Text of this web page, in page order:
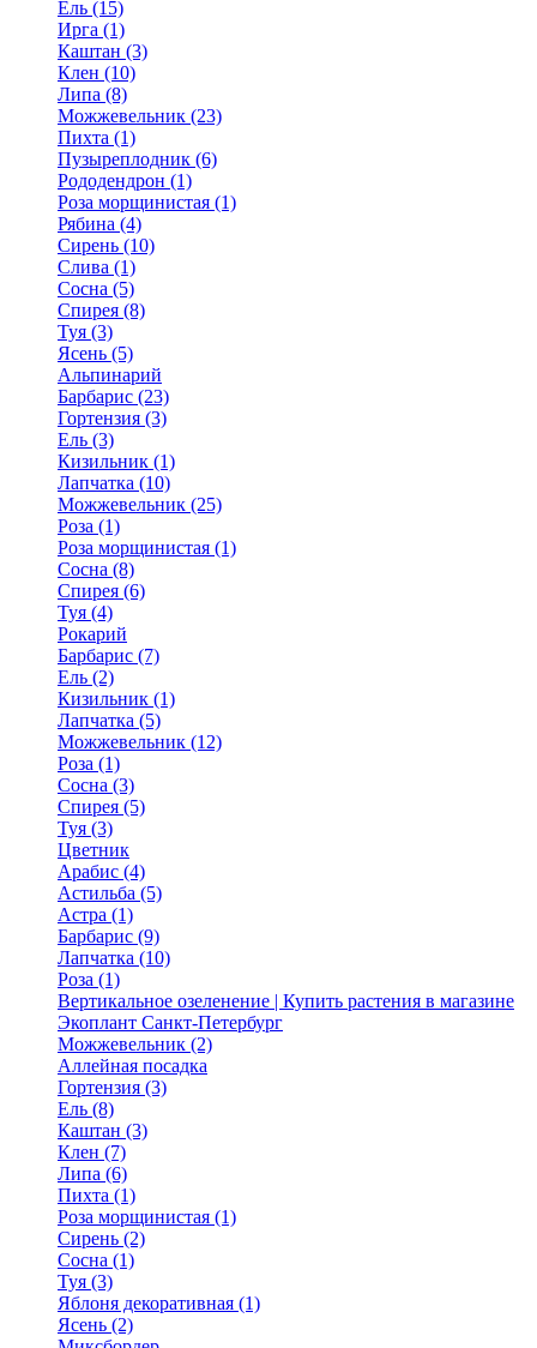
Ель (15)
Ирга (1)
Каштан (3)
Клен (10)
Липа (8)
Можжевельник (23)
Пихта (1)
Пузыреплодник (6)
Рододендрон (1)
Роза морщинистая (1)
Рябина (4)
Сирень (10)
Слива (1)
Сосна (5)
Спирея (8)
Туя (3)
Ясень (5)
Альпинарий
Барбарис (23)
Гортензия (3)
Ель (3)
Кизильник (1)
Лапчатка (10)
Можжевельник (25)
Роза (1)
Роза морщинистая (1)
Сосна (8)
Спирея (6)
Туя (4)
Рокарий
Барбарис (7)
Ель (2)
Кизильник (1)
Лапчатка (5)
Можжевельник (12)
Роза (1)
Сосна (3)
Спирея (5)
Туя (3)
Цветник
Арабис (4)
Астильба (5)
Астра (1)
Барбарис (9)
Лапчатка (10)
Роза (1)
Вертикальное озеленение | Купить растения в магазине
Экоплант Санкт-Петербург
Можжевельник (2)
Аллейная посадка
Гортензия (3)
Ель (8)
Каштан (3)
Клен (7)
Липа (6)
Пихта (1)
Роза морщинистая (1)
Сирень (2)
Сосна (1)
Туя (3)
Яблоня декоративная (1)
Ясень (2)